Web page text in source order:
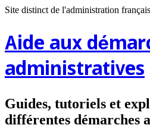
Site distinct de l'administration
Aide aux
administratives
Guides, tutoriels et
différentes démarches